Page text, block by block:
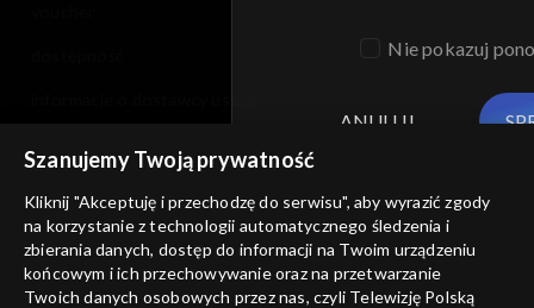
Nie pokazuj
ANULUJ
Szanujemy Twoją prywatność
Kliknij "Akceptuję i przechodzę do serwisu", aby wyrazić zgody
na korzystanie z technologii automatycznego śledzenia i
zbierania danych, dostęp do informacji na Twoim urządzeniu
końcowym i ich przechowywanie oraz na przetwarzanie
Twoich danych osobowych przez nas, czyli Telewizję Polską